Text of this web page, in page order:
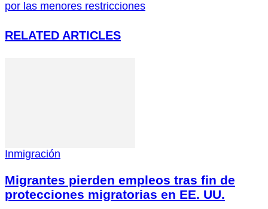
por las menores restricciones
RELATED ARTICLES
Inmigración
Migrantes pierden empleos tras fin de
protecciones migratorias en EE. UU.